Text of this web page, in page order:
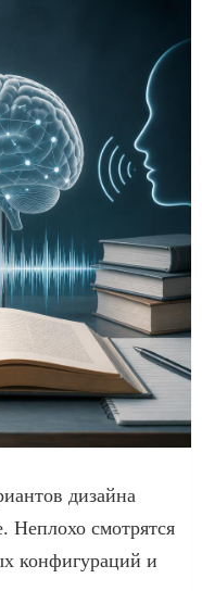
дизайна
Неплохо смотрятся
конфигураций и